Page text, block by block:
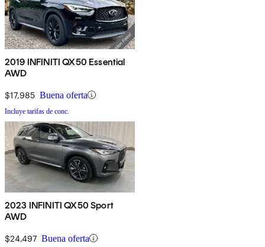
2019 INFINITI QX50 Essential
AWD
$17,985 Buena oferta
Incluye tarifas de conc.
2023 INFINITI QX50 Sport
AWD
$24,497 Buena oferta